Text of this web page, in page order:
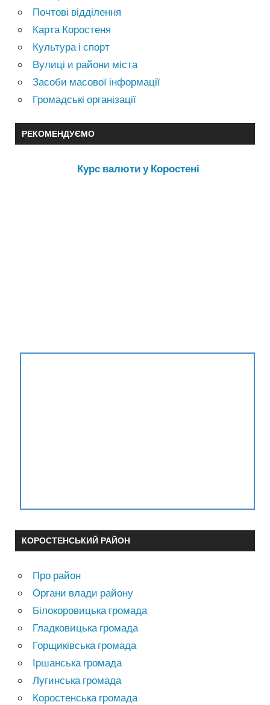
Почтові відділення
Карта Коростеня
Культура і спорт
Вулиці и райони міста
Засоби масової інформації
Громадські організації
РЕКОМЕНДУЄМО
Курс валюти у Коростені
КОРОСТЕНСЬКИЙ РАЙОН
Про район
Органи влади району
Білокоровицька громада
Гладковицька громада
Горщиківська громада
Іршанська громада
Лугинська громада
Коростенська громада